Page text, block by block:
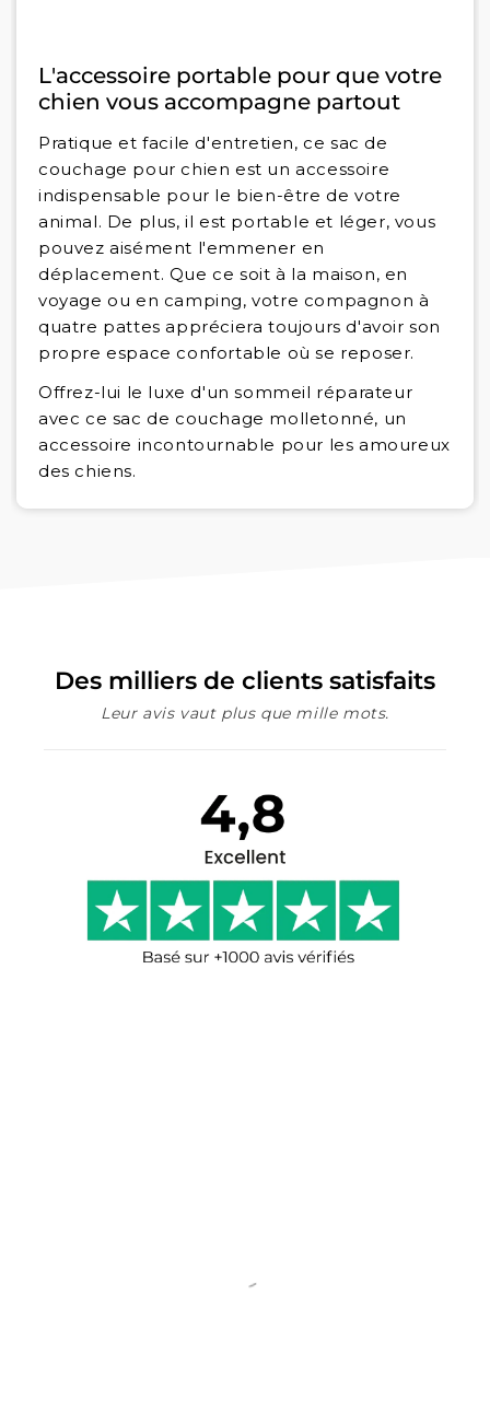
L'accessoire portable pour que votre
chien vous accompagne partout
Pratique et facile d'entretien, ce sac de
couchage pour chien est un accessoire
indispensable pour le bien-être de votre
animal. De plus, il est portable et léger, vous
pouvez aisément l'emmener en
déplacement. Que ce soit à la maison, en
voyage ou en camping, votre compagnon à
quatre pattes appréciera toujours d'avoir son
propre espace confortable où se reposer.
Offrez-lui le luxe d'un sommeil réparateur
avec ce sac de couchage molletonné, un
accessoire incontournable pour les amoureux
des chiens.
Des milliers de clients satisfaits
Leur avis vaut plus que mille mots.